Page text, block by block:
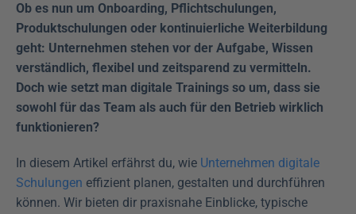
Ob es nun um Onboarding, Pflichtschulungen,
Produktschulungen oder kontinuierliche Weiterbildung
geht: Unternehmen stehen vor der Aufgabe, Wissen
verständlich, flexibel und zeitsparend zu vermitteln.
Doch wie setzt man digitale Trainings so um, dass sie
sowohl für das Team als auch für den Betrieb wirklich
funktionieren?
In diesem Artikel erfährst du, wie Unternehmen digitale
Schulungen effizient planen, gestalten und durchführen
können. Wir bieten dir praxisnahe Einblicke, typische